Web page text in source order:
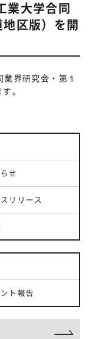
業大学合同
区版）を開
界研究会・第１
。
せ
リリース
ト報告